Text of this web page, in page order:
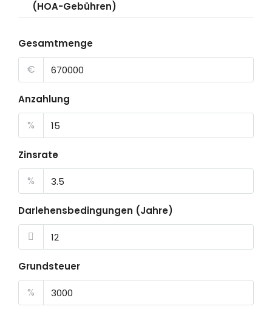
(HOA-Gebühren)
Gesamtmenge
€
Anzahlung
%
Zinsrate
%
Darlehensbedingungen (Jahre)
Grundsteuer
%